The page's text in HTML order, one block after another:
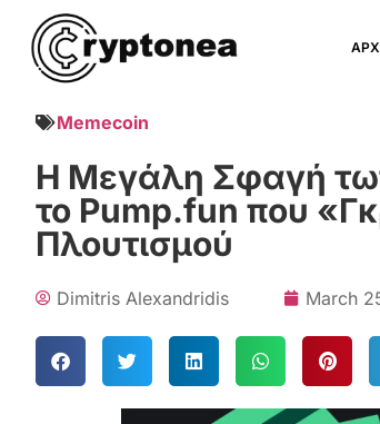
Memecoin
Η Μεγάλη Σφαγή
το Pump.fun που
Πλουτισμού
Dimitris Alexandridis March